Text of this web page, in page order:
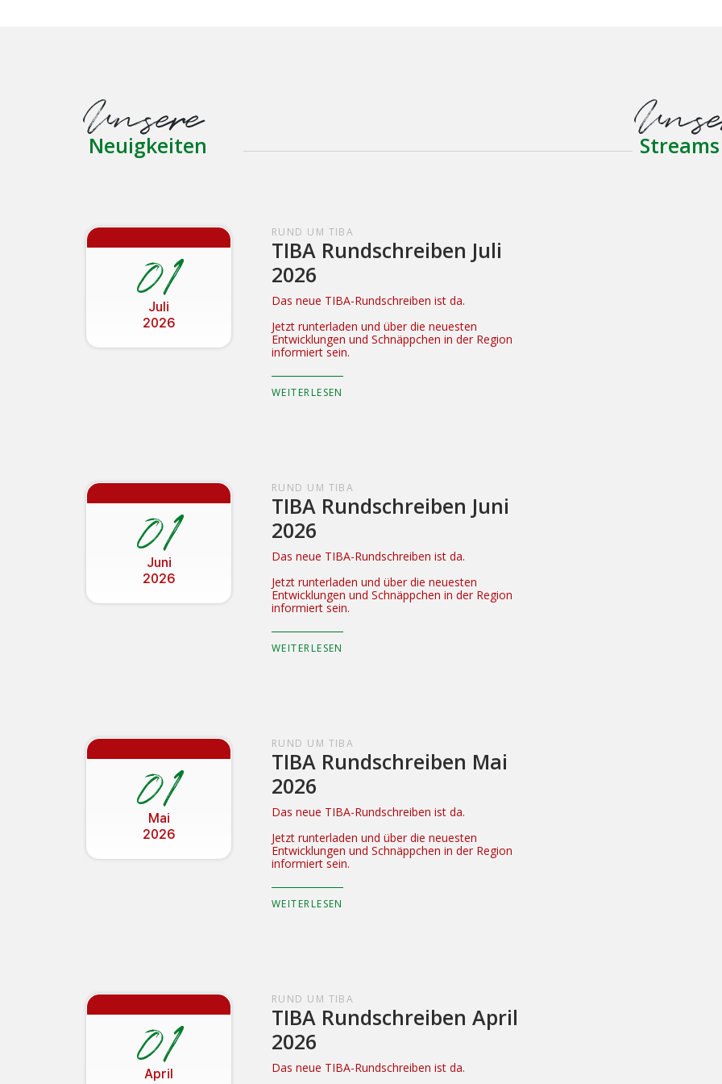
Unsere
Neuigkeiten
01
Juli
2026
RUND UM TIBA
TIBA Rundschreiben Juli
2026
Das neue TIBA-Rundschreiben ist da.
Jetzt runterladen und über die neuesten
Entwicklungen und Schnäppchen in der Region
informiert sein.
WEITERLESEN
01
Juni
2026
RUND UM TIBA
TIBA Rundschreiben Juni
2026
Das neue TIBA-Rundschreiben ist da.
Jetzt runterladen und über die neuesten
Entwicklungen und Schnäppchen in der Region
informiert sein.
WEITERLESEN
01
Mai
2026
RUND UM TIBA
TIBA Rundschreiben Mai
2026
Das neue TIBA-Rundschreiben ist da.
Jetzt runterladen und über die neuesten
Entwicklungen und Schnäppchen in der Region
informiert sein.
WEITERLESEN
01
April
RUND UM TIBA
TIBA Rundschreiben April
2026
Das neue TIBA-Rundschreiben ist da.
Streams